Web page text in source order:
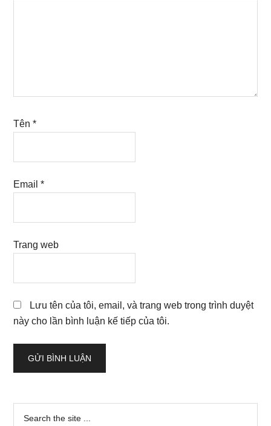
Tên*
Email*
Trang web
Lưu tên của tôi, email, và trang web trong trình duyệt
này cho lần bình luận kế tiếp của tôi.
Sidebar